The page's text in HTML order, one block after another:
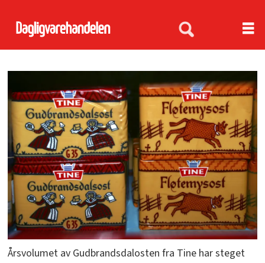
Årsvolumet av Gudbrandsdalosten fra Tine har steget